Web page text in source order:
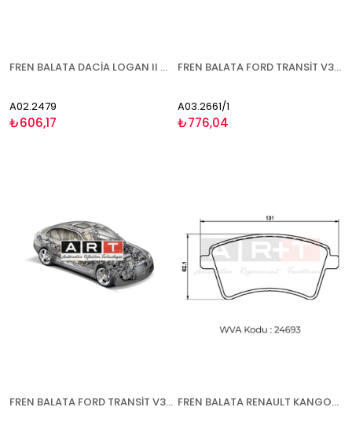
FREN BALATA DACİA LOGAN II MCV SANDERO (12-) RENAULT CLİO IV (13-) SYMBOL III (13-) TWİNGO III (14-) SMART FORFOR (14-) FORTWO (14-) - ÖN
A02.2479
₺606,17
FREN BALATA FORD TRANSİT V363 (14-) TOURNEO CONNECT (14-) TOURNEO CUSTOM (12-18)(18-) TRANSİT CUSTOM (12-18)(18-) - ÖN
A03.2661/1
₺776,04
FREN BALATA FORD TRANSİT V363 (14-) TOURNEO CONNECT (14-) TOURNEO CUSTOM (12-18)(18-) - ARKA FREN BALATA RENAULT KANGOO (08-) MERCEDES CİTAN (12-) - ÖN